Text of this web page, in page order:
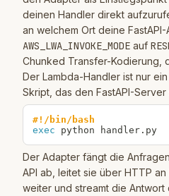
deinen Handler direkt
an welchem Ort deine
AWS_LWA_INVOKE_MODE auf
Chunked Transfer-Kodierung,
Der Lambda-Handler ist nur
Skript, das den FastAPI-Server
#!/bin/bash
exec python handler.py
Der Adapter fängt die
API ab, leitet sie über HTTP
weiter und streamt die Antwort